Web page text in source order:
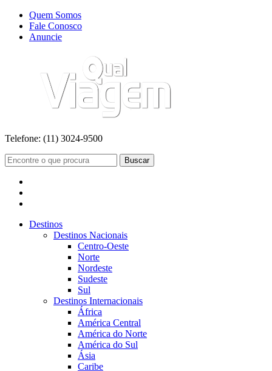
Quem Somos
Fale Conosco
Anuncie
Telefone: (11) 3024-9500
Buscar
Destinos
Destinos Nacionais
Centro-Oeste
Norte
Nordeste
Sudeste
Sul
Destinos Internacionais
África
América Central
América do Norte
América do Sul
Ásia
Caribe